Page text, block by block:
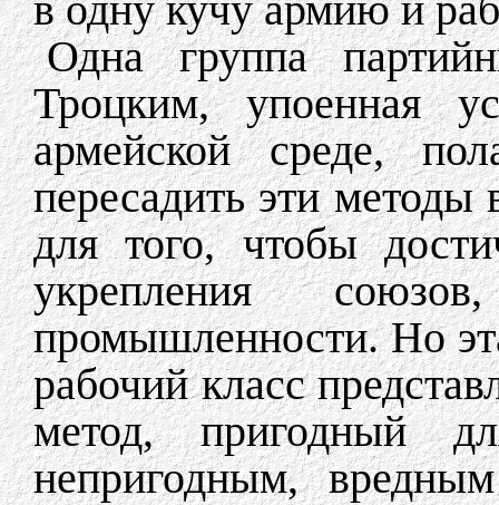
Одна группа
Троцким, упоенная
армейской среде,
пересадить эти
для того, чтобы
укрепления
промышленности. Но
рабочий класс
метод, пригодный
непригодным,